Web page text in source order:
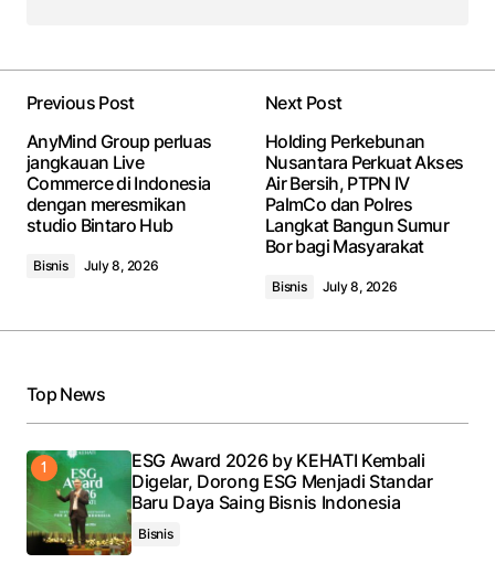
Previous Post
AnyMind Group perluas
jangkauan Live
Commerce di Indonesia
dengan meresmikan
studio Bintaro Hub
Bisnis July 8, 2026
Next Post
Holding Perkebunan
Nusantara Perkuat Akses
Air Bersih, PTPN IV
PalmCo dan Polres
Langkat Bangun Sumur
Bor bagi Masyarakat
Bisnis July 8, 2026
Top News
ESG Award 2026 by KEHATI Kembali
Digelar, Dorong ESG Menjadi Standar
Baru Daya Saing Bisnis Indonesia
Bisnis